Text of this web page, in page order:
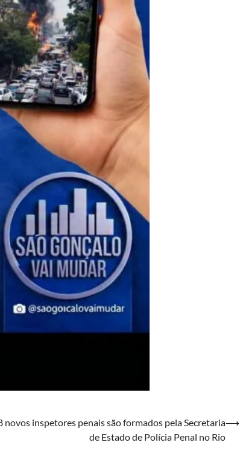
novos inspetores penais são formados pela Secretaria
de Estado de Polícia Penal no Rio
⟶